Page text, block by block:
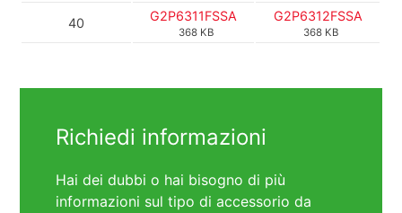
40 G2P6311FSSA
368 KB
G2P6312FSSA
368 KB
Richiedi informazioni
Hai dei dubbi o hai bisogno di più
informazioni sul tipo di accessorio da